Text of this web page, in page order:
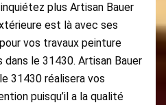
plus Artisan Bauer
est là avec ses
vos travaux peinture
le 31430. Artisan Bauer
31430 réalisera vos
puisqu’il a la qualité